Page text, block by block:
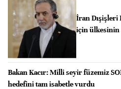
İran Dışişleri
için ülkesinin
Bakan Kacır: Milli seyir füzemiz
hedefini tam isabetle vurdu